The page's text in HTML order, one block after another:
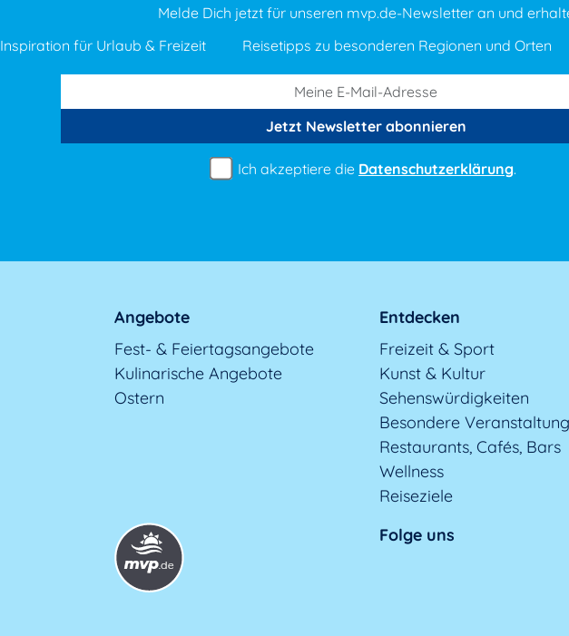
Melde Dich jetzt für unseren mvp.de-Newsletter an und
Inspiration für Urlaub & Freizeit
Reisetipps zu besonderen Regionen und Orten
Jetzt Newsletterabonnieren
Ich akzeptiere die Datenschutzerklärung.
Angebote
Fest- & Feiertagsangebote
Kulinarische Angebote
Ostern
Entdecken
Freizeit & Sport
Kunst & Kultur
Sehenswürdigkeiten
Besondere
Restaurants, Cafés, Bars
Wellness
Reiseziele
Folge uns